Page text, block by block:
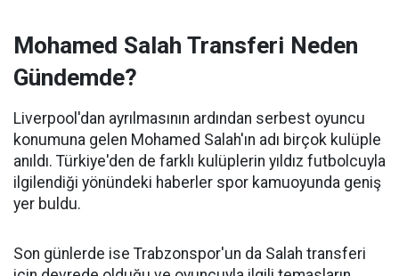
Mohamed Salah Transferi Neden
Gündemde?
Liverpool'dan ayrılmasının ardından serbest oyuncu
konumuna gelen Mohamed Salah'ın adı birçok kulüple
anıldı. Türkiye'den de farklı kulüplerin yıldız futbolcuyla
ilgilendiği yönündeki haberler spor kamuoyunda geniş
yer buldu.
Son günlerde ise Trabzonspor'un da Salah transferi